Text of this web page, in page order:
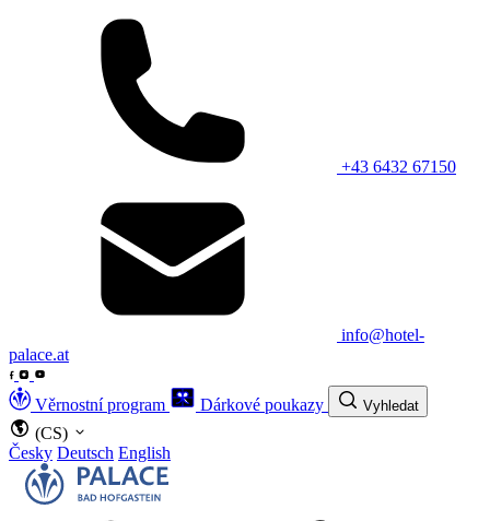
+43 6432 67150
info@hotel-
palace.at
Věrnostní program Dárkové poukazy Vyhledat
(CS)
Česky Deutsch English